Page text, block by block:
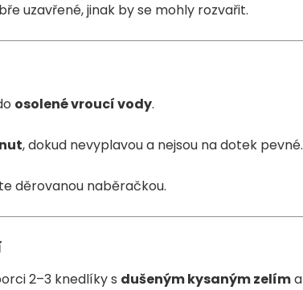
uzavřené, jinak by se mohly rozvařit.
osolené vroucí vody.
, dokud nevyplavou a nejsou na dotek pevné.
děrovanou naběračkou.
2–3 knedlíky s dušeným kysaným zelíma